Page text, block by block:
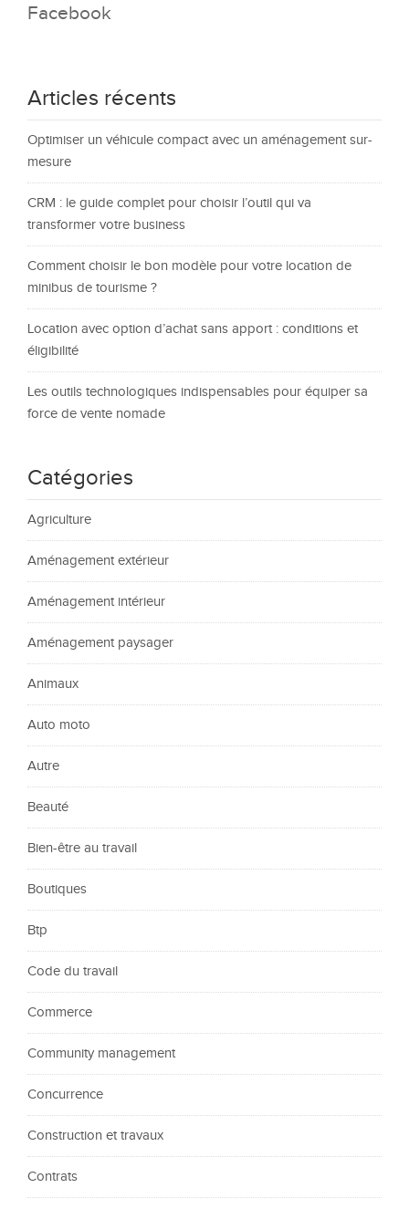
Facebook
Articles récents
Optimiser un véhicule compact avec un aménagement sur-
mesure
CRM : le guide complet pour choisir l’outil qui va
transformer votre business
Comment choisir le bon modèle pour votre location de
minibus de tourisme ?
Location avec option d’achat sans apport : conditions et
éligibilité
Les outils technologiques indispensables pour équiper sa
force de vente nomade
Catégories
Agriculture
Aménagement extérieur
Aménagement intérieur
Aménagement paysager
Animaux
Auto moto
Autre
Beauté
Bien-être au travail
Boutiques
Btp
Code du travail
Commerce
Community management
Concurrence
Construction et travaux
Contrats